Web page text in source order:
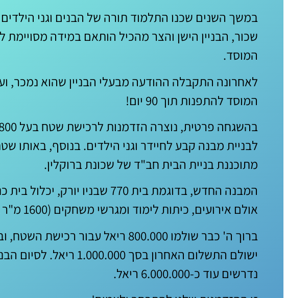
במשך השנים שכנו התלמוד תורה של הבנים וגני הילדים
שכור, הבניין הישן והצר מהכיל הותאם במידה מסויימת
המוסד.
לאחרונה התקבלה ההודעה מבעלי הבניין שהוא נמכר,
המוסד להתפנות תוך 90 יום!
לבניית מבנה קבע לחיידר וגני הילדים. בנוסף, באותו
מתוכננת בניית הבית חב"ד של שכונת ברוקלין.
המבנה החדש, בדוגמת בית 770 שבניו יורק,
אולם אירועים, כיתות לימוד ומגרשי משחקים (1600 מ"ר בנוי).
ברוך ה' כבר שולמו 800.000 ריאל עבור רכישת
ישולם התשלום האחרון בסך 1.000.000 ריאל.
נדרשים עוד כ-6.000.000 ריאל.